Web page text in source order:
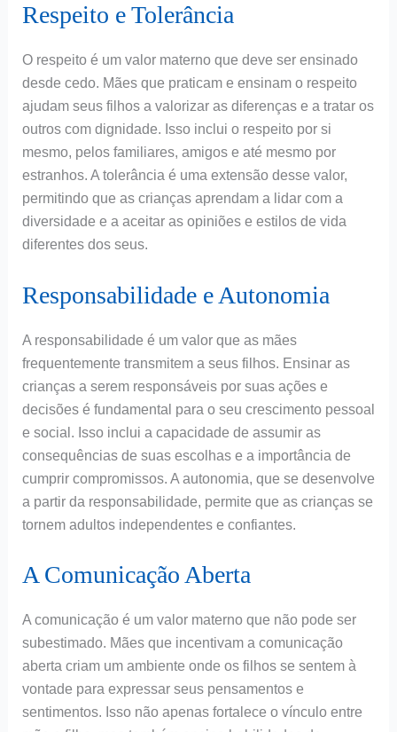
Respeito e Tolerância
O respeito é um valor materno que deve ser ensinado
desde cedo. Mães que praticam e ensinam o respeito
ajudam seus filhos a valorizar as diferenças e a tratar os
outros com dignidade. Isso inclui o respeito por si
mesmo, pelos familiares, amigos e até mesmo por
estranhos. A tolerância é uma extensão desse valor,
permitindo que as crianças aprendam a lidar com a
diversidade e a aceitar as opiniões e estilos de vida
diferentes dos seus.
Responsabilidade e Autonomia
A responsabilidade é um valor que as mães
frequentemente transmitem a seus filhos. Ensinar as
crianças a serem responsáveis por suas ações e
decisões é fundamental para o seu crescimento pessoal
e social. Isso inclui a capacidade de assumir as
consequências de suas escolhas e a importância de
cumprir compromissos. A autonomia, que se desenvolve
a partir da responsabilidade, permite que as crianças se
tornem adultos independentes e confiantes.
A Comunicação Aberta
A comunicação é um valor materno que não pode ser
subestimado. Mães que incentivam a comunicação
aberta criam um ambiente onde os filhos se sentem à
vontade para expressar seus pensamentos e
sentimentos. Isso não apenas fortalece o vínculo entre